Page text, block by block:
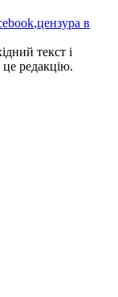
,цензура в
текст і
редакцію.